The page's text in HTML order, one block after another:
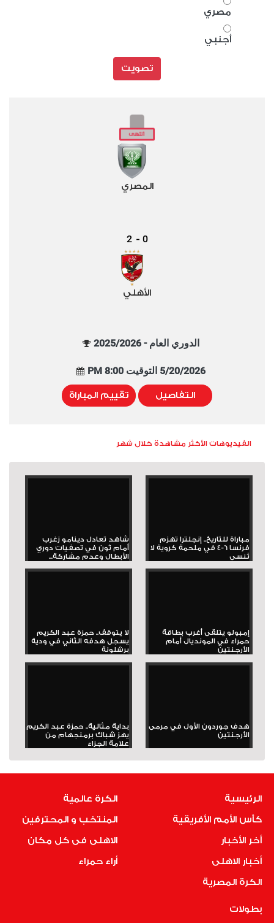
مصري
أجنبي
تصويت
المصري
0
-
2
الأهلي
الدوري العام - 2025/2026
5/20/2026 التوقيت 8:00 PM
التفاصيل تقييم المباراة
الفيديوهات الأكثر مشاهدة خلال شهر
مباراة للتاريخ.. إنجلترا تهزم
فرنسا 6-4 في ملحمة كروية لا
تُنسى
شاهد تعادل دينامو زغرب
أمام ثون في تصفيات دوري
الأبطال وعدم مشاركة...
إمبولو يتلقى أغرب بطاقة
حمراء في المونديال أمام
الأرجنتين
لا يتوقف.. حمزة عبد الكريم
يسجل هدفه الثاني في ودية
برشلونة
هدف جوردون الأول في مرمى
الأرجنتين
بداية مثالية.. حمزة عبد الكريم
يهز شباك برمنجهام من
علامة الجزاء
الرئيسية
كأس الأمم الأفريقية
أخر الأخبار
أخبار الاهلى
الكرة المصرية
الكرة عالمية
المنتخب و المحترفين
الاهلى فى كل مكان
أراء حمراء
بطولات